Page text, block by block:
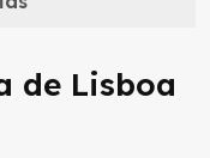
de Lisboa